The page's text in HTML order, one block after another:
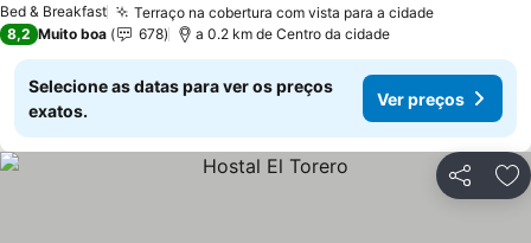
Bed & Breakfast Terraço na cobertura com vista para a cidade
8,2 Muito boa 678 a 0.2 km de Centro da cidade
Selecione as datas para ver os preços
exatos.
Ver preços
Partilhar